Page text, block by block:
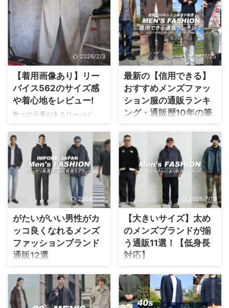
が増えていることから「怪し
い・・・」と感じる方も多い
でしょう。 マガシークは偽サ
イトっぽいですが、実は日本
の企業で、親会社はNTTドコ
モです。 元々は雑誌
て、2000年代初頭に誕生しま
した。 出典：マガシーク株式
会社 詳細代表井上直也本社住
所〒102-0075 東京都千代田区
三番町三番地8 泉館三番町ビル
3階親会社NTTドコモ販売形態
メーカーから商品を譲り受け
て販売している 実のところ、
筆者も ...
を見たけれど、どうなの？ 私
も、広告で発見して良さそう
なので購入しました
が・・・。 ニッチすぎて、世
間的な評判が気になる 安い
が、粗悪品だったらどうしよ
うか 履き心地は悪いのか な
ど、グッドイヤーが2万円台で
買える安さだからこそ、気に
なることが多いです。 そこ
で、評判や購入した私の経験
も含めて、モラルコードとい
うブランドを紹介します。 1年
ほど使った感想も軽く紹介し
ているので、参考になれば幸
いです。 モラルコードはダサ
いのか？実績を探る 出典：モ
ラ ...
2026/2/3
【着用画像あり】リー
バイス562のサイズ感
や着心地をレビュー!
数々の品番があるリーバイ
ス、その中でもあまり見かけ
ないシルエットが562。 90年
代のバギールックというシル
エットを楽しめるモデルで
す。 ライトな作りになってお
り、リラックスしてレトロ感
を楽しむのはもってこい。 そ
こで、562とはどんなモデルな
画像を含めて詳しく紹介しま
す。 562は90年代に誕生した
パンツ 562は、元々は90年代
に登場した品番。 【2022年前
後？】だったか90年代ファッ
ションが再評価された時期
に、その流れで現代に復刻し
たのだと思われます。 今は廃
2026/7/25
最新の【信用できる】
おすすめメンズファッ
ション服の通販ランキ
ング・通販歴10年の筆
者が厳選
「通販は、詐欺サイトの危険
性もあるから心配」 「ショッ
プが多すぎて、自分に合うか
わからない」 信用できる通販
サイトは、10年以上の運営実
績による安全管理、多くの人
に指示されるセンス、顧客対
応の良さ3つのバランスが取れ
ています。 そこで、ネット通
販10年以上パーソナルカラー
リスト資格を持つ筆者が、本
当に信頼できるショップをラ
ンキング式で、紹介します。
運営歴10年以上、実績のある
日本の通販サイトを厳選して
まとめました。 これを見れ
2026/7/12
がたいがいい男性がカ
ッコ良くなれるメンズ
ファッションブランド
通販12選
コンパクトすぎて合わない」
「ごまかしが難しい体型だか
らこそ、おしゃれも難しい…」
2026/7/13
【大きいサイズ】太め
のメンズブランドが揃
う通販11選！【低身長
対応】
タイリッシュに着こなせるブ
ランドを探している 日本・ア
メリカ・ヨーロッパのブラン